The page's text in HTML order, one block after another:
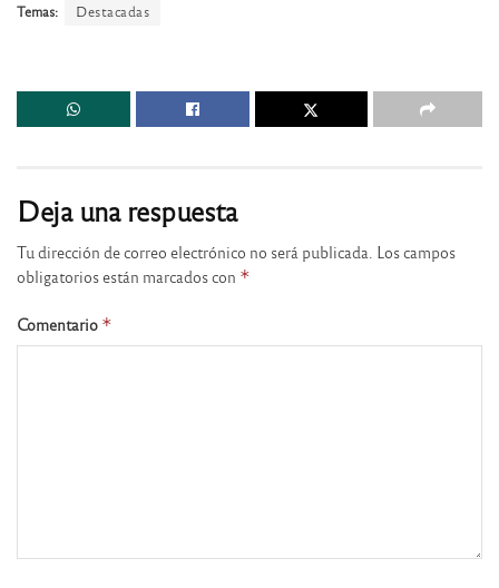
Temas: Destacadas
Deja una respuesta
Tu dirección de correo electrónico no será publicada. Los campos
obligatorios están marcados con *
Comentario *